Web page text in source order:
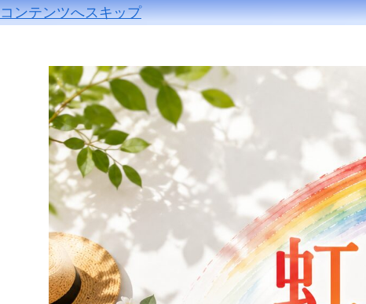
コンテンツへスキップ